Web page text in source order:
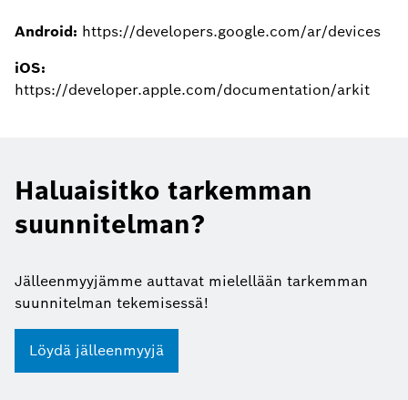
Android: https://developers.google.com/ar/devices
iOS:
https://developer.apple.com/documentation/arkit
Haluaisitko tarkemman
suunnitelman?
Jälleenmyyjämme auttavat mielellään tarkemman
suunnitelman tekemisessä!
Löydä jälleenmyyjä